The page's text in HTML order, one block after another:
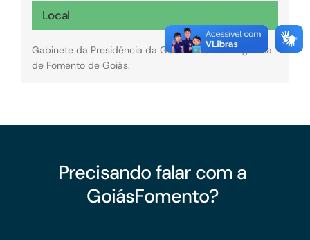
Local
Gabinete da Presidência da GoiásFomento – Agência
de Fomento de Goiás.
Precisando falar com a
GoiásFomento?